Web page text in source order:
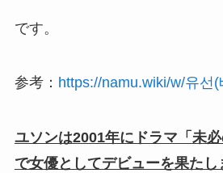
です。
参考： https://namu.wiki/w/유선(
ユソンは2001年にドラマ「未必
で女優としてデビューを果たし